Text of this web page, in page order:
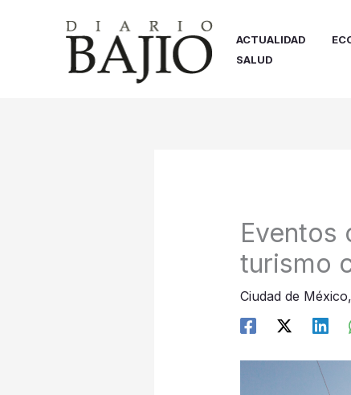
ACTUALIDAD
SALUD
Eventos
turismo
Ciudad de México,